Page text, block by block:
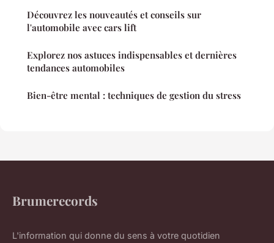
Découvrez les nouveautés et conseils sur
l'automobile avec cars lift
Explorez nos astuces indispensables et dernières
tendances automobiles
Bien-être mental : techniques de gestion du stress
Brumerecords
L'information qui donne du sens à votre quotidien